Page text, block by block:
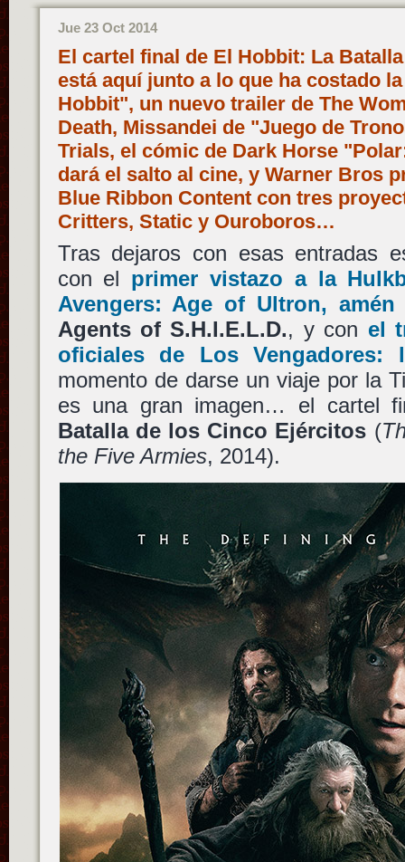
Jue 23 Oct 2014
El cartel final de El Hobbit: La
está aquí junto a lo que ha costado
Hobbit", un nuevo trailer de The
Death, Missandei de "Juego de
Trials, el cómic de Dark Horse
dará el salto al cine, y Warner Bros
Blue Ribbon Content con tres
Critters, Static y Ouroboros…
Tras dejaros con esas entradas
con el primer vistazo a la
Avengers: Age of Ultron,
Agents of S.H.I.E.L.D., y con el
oficiales de Los
momento de darse un viaje por la
es una gran imagen… el cartel
Batalla de los Cinco Ejércitos (
the Five Armies, 2014).